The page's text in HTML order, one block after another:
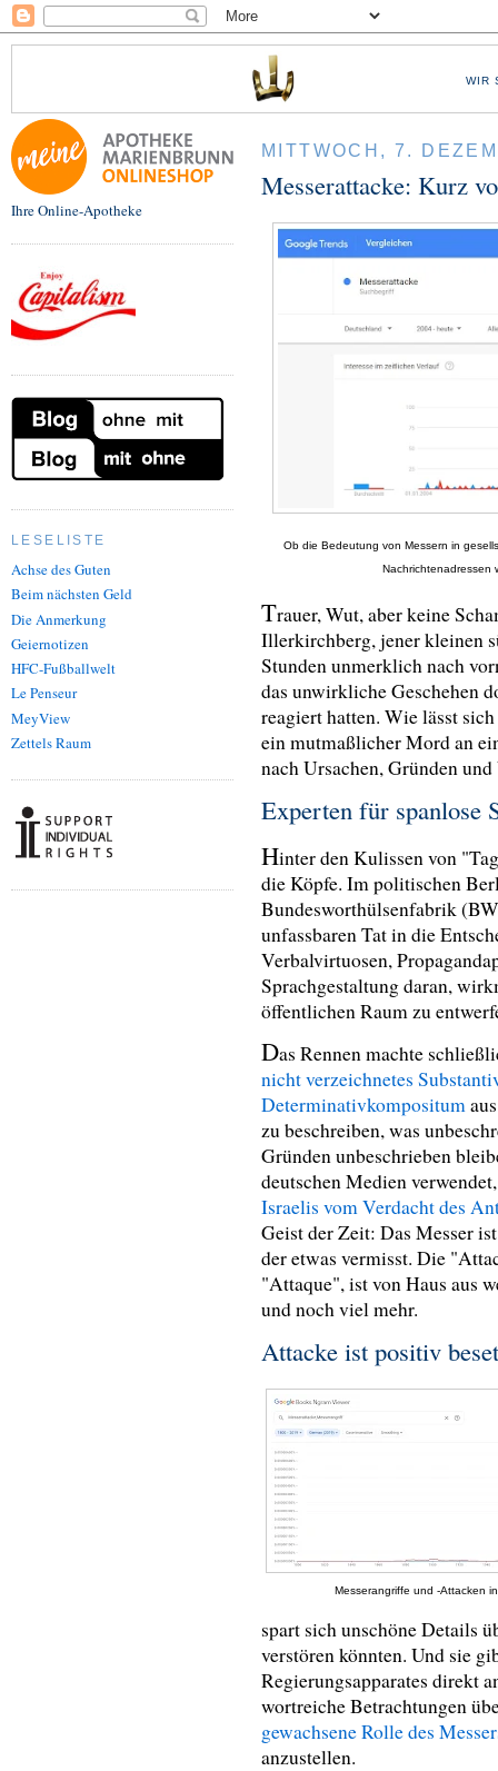
WIR
Ihre Online-Apotheke
LESELISTE
Achse des Guten
Beim nächsten Geld
Die Anmerkung
Geiernotizen
HFC-Fußballwelt
Le Penseur
MeyView
Zettels Raum
MITTWOCH, 7.
Messerattacke: Kurz
Ob die Bedeutung von Messern in
Nachrichtenadressen
Trauer, Wut, aber keine
Illerkirchberg, jener kleinen
Stunden unmerklich nach
das unwirkliche Geschehen
reagiert hatten. Wie lässt
ein mutmaßlicher Mord an
nach Ursachen, Gründen
Experten für spanlose
Hinter den Kulissen von
die Köpfe. Im politischen
Bundesworthülsenfabrik
unfassbaren Tat in die
Verbalvirtuosen,
Sprachgestaltung daran,
öffentlichen Raum zu
Das Rennen machte
nicht verzeichnetes
Determinativkompositum
zu beschreiben, was
Gründen unbeschrieben
deutschen Medien
Israelis vom Verdacht des
Geist der Zeit: Das Messer
der etwas vermisst. Die
"Attaque", ist von Haus aus
und noch viel mehr.
Attacke ist positiv
Messerangriffe und -Attacken
spart sich unschöne Details
verstören könnten. Und sie
Regierungsapparates direkt
wortreiche Betrachtungen
gewachsene Rolle des
anzustellen.